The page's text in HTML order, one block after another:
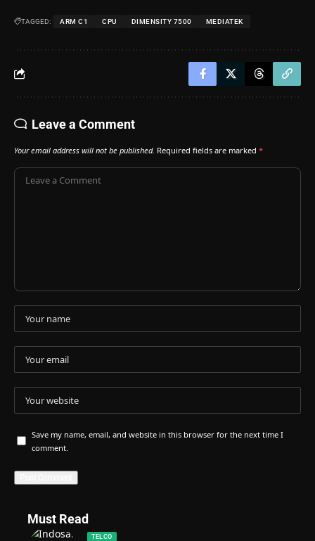
TAGGED: ARM C1 CPU DIMENSITY 7500 MEDIATEK
Leave a Comment
Your email address will not be published. Required fields are marked *
Save my name, email, and website in this browser for the next time I
comment.
Must Read
TELCO